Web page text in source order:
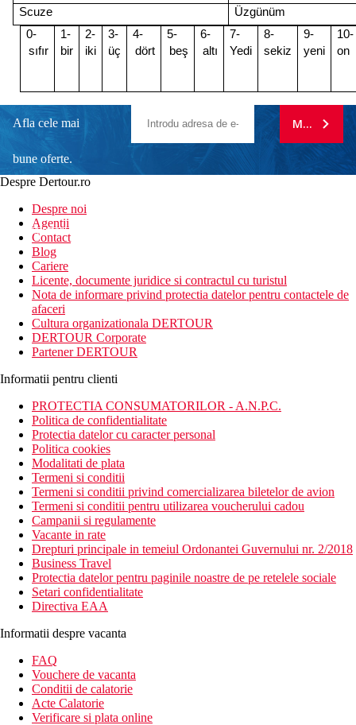
Scuze
Üzgünüm
0-
sıfır
1-
bir
2-
iki
3-
üç
4-
dört
5-
beş
6-
altı
7-
Yedi
8-
sekiz
9-
yeni
10-
on
Afla cele mai
bune oferte.
newsletter!
MA
Despre Dertour.ro
Despre noi
Agentii
Contact
Blog
Cariere
Licente, documente juridice si contractul cu turistul
Nota de informare privind protectia datelor pentru contactele de
afaceri
Cultura organizationala DERTOUR
DERTOUR Corporate
Partener DERTOUR
Informatii pentru clienti
PROTECTIA CONSUMATORILOR - A.N.P.C.
Politica de confidentialitate
Protectia datelor cu caracter personal
Politica cookies
Modalitati de plata
Termeni si conditii
Termeni si conditii privind comercializarea biletelor de avion
Termeni si conditii pentru utilizarea voucherului cadou
Campanii si regulamente
Vacante in rate
Drepturi principale in temeiul Ordonantei Guvernului nr. 2/2018
Business Travel
Protectia datelor pentru paginile noastre de pe retelele sociale
Setari confidentialitate
Directiva EAA
Informatii despre vacanta
FAQ
Vouchere de vacanta
Conditii de calatorie
Acte Calatorie
Verificare si plata online